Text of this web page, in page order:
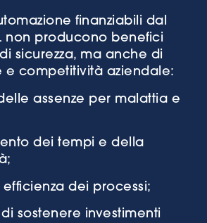
finanziabili dal
non producono benefici
sicurezza, ma anche di
e competitività aziendale:
assenze per malattia e
dei tempi e della
dei processi;
sostenere investimenti